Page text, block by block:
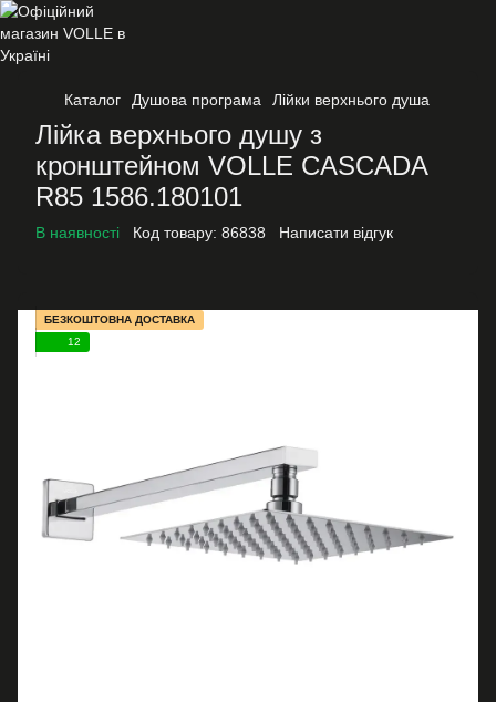
Каталог Душова програма Лійки верхнього душа
Лійка верхнього душу з
кронштейном VOLLE CASCADA
R85 1586.180101
В наявності Код товару: 86838 Написати відгук
БЕЗКОШТОВНА ДОСТАВКА
12